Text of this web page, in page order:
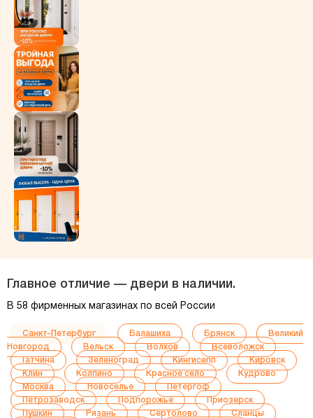
Главное отличие — двери в наличии.
В 58 фирменных магазинах по всей России
Санкт-Петербург Балашиха Брянск
Великий
Новгород
Вельск Волхов
Всеволожск
Гатчина
Зеленоград Кингисепп
Кировск
Клин
Колпино Красное село
Кудрово
Москва
Новоселье
Петергоф
Петрозаводск
Подпорожье
Приозерск
Пушкин
Рязань Сертолово
Сланцы